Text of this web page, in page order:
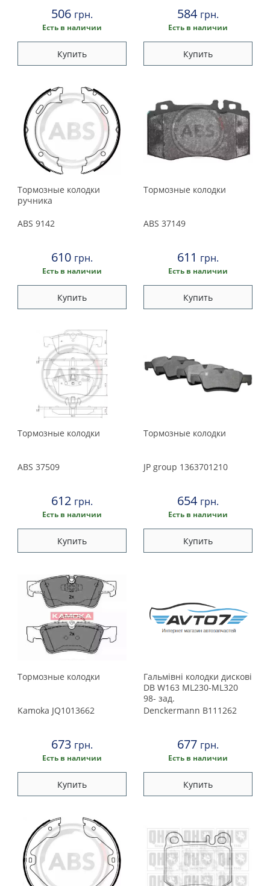
506 грн.
Есть в наличии
Купить
584 грн.
Есть в наличии
Купить
Тормозные колодки
ручника
ABS 9142
610 грн.
Есть в наличии
Купить
Тормозные колодки
ABS 37149
611 грн.
Есть в наличии
Купить
Тормозные колодки
ABS 37509
612 грн.
Есть в наличии
Купить
Тормозные колодки
JP group 1363701210
654 грн.
Есть в наличии
Купить
Тормозные колодки
Kamoka JQ1013662
673 грн.
Есть в наличии
Купить
Гальмівнi колодки дисковi
DB W163 ML230-ML320
98- зад.
Denckermann B111262
677 грн.
Есть в наличии
Купить